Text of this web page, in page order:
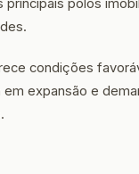
principais polos
condições
em expansão e